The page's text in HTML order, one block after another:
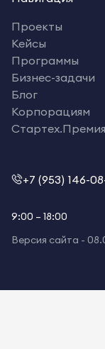
Проекты
Кейсы
Программы
Бизнес-задачи
Блог
Корпорациям
Стартех.Премия
+7 (953) 146-
9:00 – 18:00
Версия сайта -